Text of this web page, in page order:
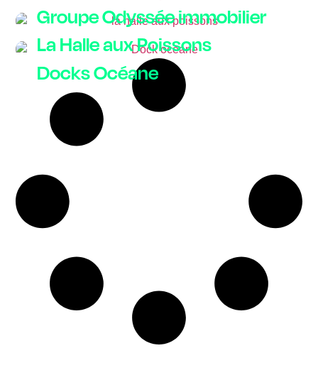
Groupe Odyssée immobilier
La Halle aux Poissons
Docks Océane